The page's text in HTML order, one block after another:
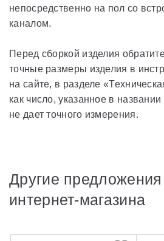
непосредственно на пол со
каналом.
Перед сборкой изделия
точные размеры изделия в
на сайте, в разделе
как число, указанное в названии
не дает точного измерения.
Другие предложения
интернет-магазина